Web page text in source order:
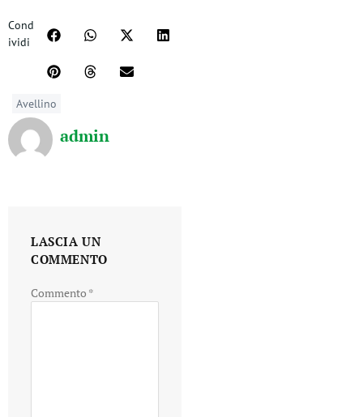
Cond
ividi
Avellino
admin
LASCIA UN
COMMENTO
Commento *